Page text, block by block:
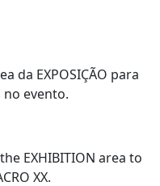
da EXPOSIÇÃO para
evento.
EXHIBITION area to
XX.